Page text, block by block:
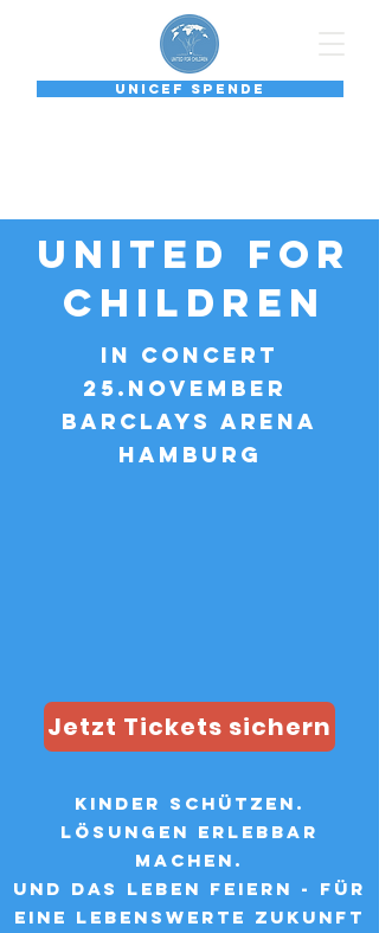
Unicef Spende
UNITED FOR
CHILDREN
in concert
25.NOVEMBER
Barclays Arena
HAMBURG
Jetzt Tickets sichern
Kinder schützen.
Lösungen erlebbar
machen.
Und das leben feiern - für
eine lebenswerte Zukunft